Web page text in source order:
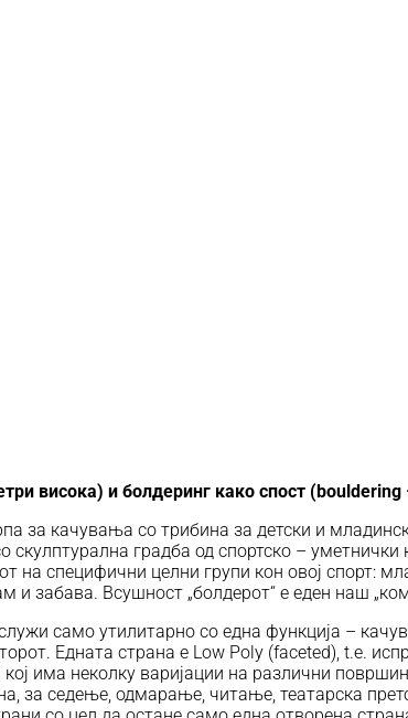
висока) и болдеринг како спост (bouldering
за качувања со трибина за детски и
скулптурална градба од спортско –
на специфични целни групи кон овој спорт:
и забава. Всушност „болдерот“ е еден наш
само утилитарно со една функција –
Едната страна е Low Poly (faceted), t.e.
има неколку варијации на различни
за седење, одмарање, читање, театарска